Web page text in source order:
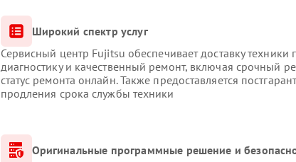
Широкий спектр услуг
Сервисный центр Fujitsu обеспечивает доставку
диагностику и качественный ремонт, включая срочный
статус ремонта онлайн. Также предоставляется
продления срока службы техники
Оригинальные программные решение и